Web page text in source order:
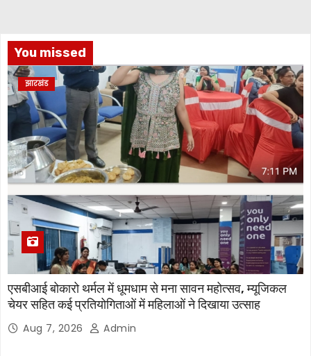
You missed
झारखंड
एसबीआई बोकारो थर्मल में धूमधाम से मना सावन महोत्सव, म्यूजिकल
चेयर सहित कई प्रतियोगिताओं में महिलाओं ने दिखाया उत्साह
Aug 7, 2026 Admin